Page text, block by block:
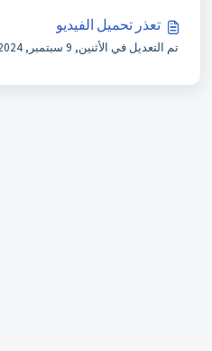
تعذر تحميل الفيديو
تم التعديل في الأثنين, 9 سبتمبر, 2024 في 4:51 م